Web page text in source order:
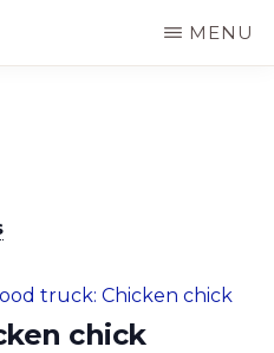
MENU
truck: Chicken chick
chick